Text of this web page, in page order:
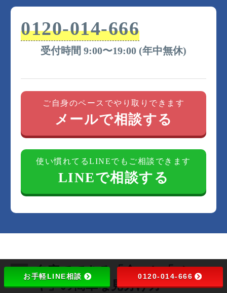
0120-014-666
受付時間 9:00〜19:00 (年中無休)
ご自身のペースでやり取りできます
メールで相談する
使い慣れてるLINEでもご相談できます
LINEで相談する
自宅でできる「金」と「メッ
キ」の簡単な見分け方
お手軽LINE相談 0120-014-666